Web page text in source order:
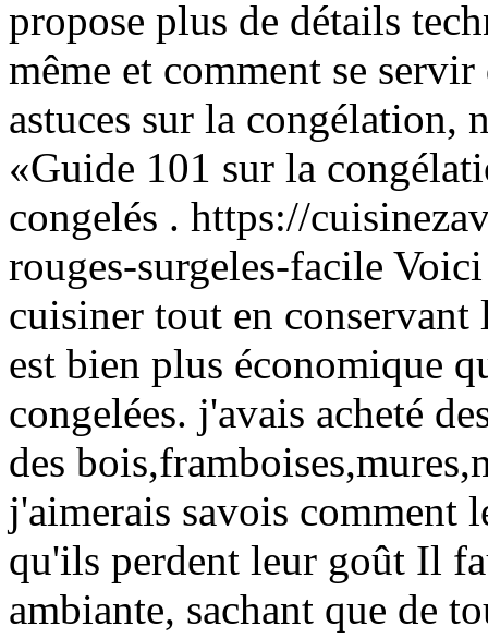
propose plus de détails
même et comment se
astuces sur la congélation,
«Guide 101 sur la
congelés . https://
rouges-surgeles-facile
cuisiner tout en
est bien plus économique
congelées. j'avais acheté
des
j'aimerais savois comment
qu'ils perdent leur goût Il
ambiante, sachant que de